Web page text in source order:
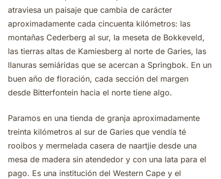
atraviesa un paisaje que cambia de carácter
aproximadamente cada cincuenta kilómetros: las
montañas Cederberg al sur, la meseta de Bokkeveld,
las tierras altas de Kamiesberg al norte de Garies, las
llanuras semiáridas que se acercan a Springbok. En un
buen año de floración, cada sección del margen
desde Bitterfontein hacia el norte tiene algo.
Paramos en una tienda de granja aproximadamente
treinta kilómetros al sur de Garies que vendía té
rooibos y mermelada casera de naartjie desde una
mesa de madera sin atendedor y con una lata para el
pago. Es una institución del Western Cape y el